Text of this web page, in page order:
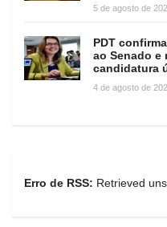
5 de agosto de
PDT
ao Senado e
candidatura
4 de agosto de
Erro de RSS: Retrieved